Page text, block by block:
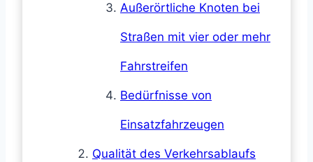
Außerörtliche Knoten bei
Straßen mit vier oder mehr
Fahrstreifen
Bedürfnisse von
Einsatzfahrzeugen
Qualität des Verkehrsablaufs